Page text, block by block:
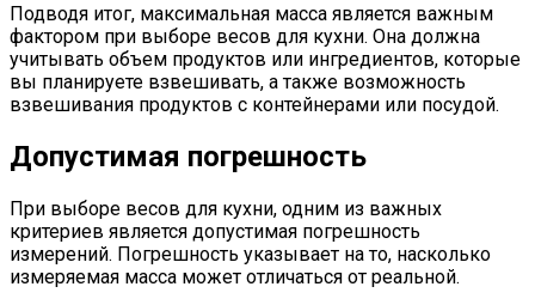
Подводя итог, максимальная масса является важным
фактором при выборе весов для кухни. Она должна
учитывать объем продуктов или ингредиентов, которые
вы планируете взвешивать, а также возможность
взвешивания продуктов с контейнерами или посудой.
Допустимая погрешность
При выборе весов для кухни, одним из важных
критериев является допустимая погрешность
измерений. Погрешность указывает на то, насколько
измеряемая масса может отличаться от реальной.